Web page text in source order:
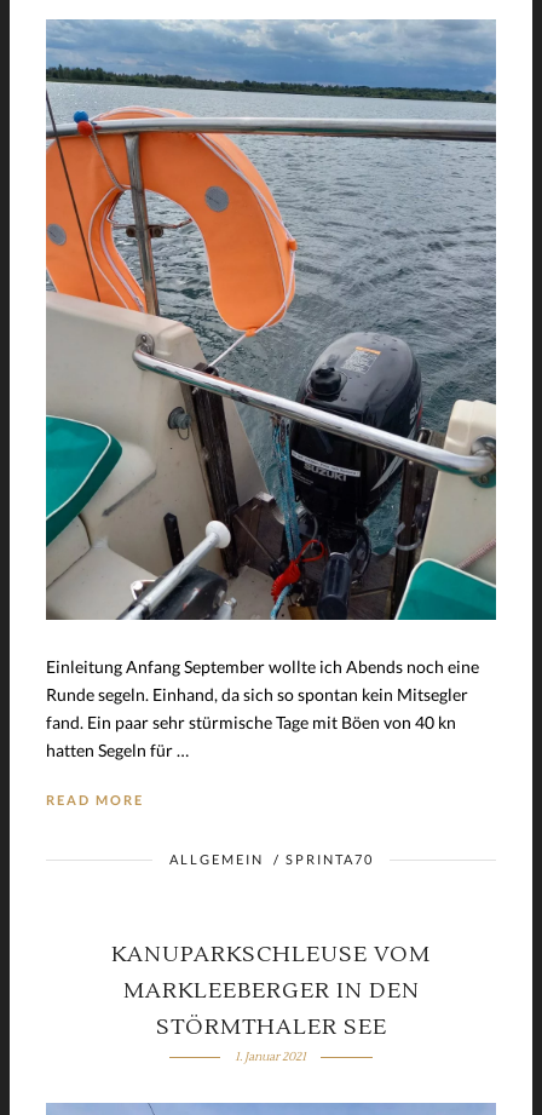
Einleitung Anfang September wollte ich Abends noch eine
Runde segeln. Einhand, da sich so spontan kein Mitsegler
fand. Ein paar sehr stürmische Tage mit Böen von 40 kn
hatten Segeln für …
READ MORE
ALLGEMEIN / SPRINTA70
KANUPARKSCHLEUSE VOM
MARKLEEBERGER IN DEN
STÖRMTHALER SEE
1. Januar 2021